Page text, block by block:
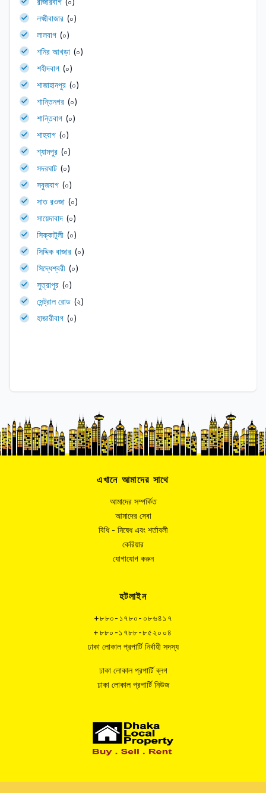
লক্ষ্মীবাজার (০)
লালবাগ (০)
শনির আখড়া (০)
শহীদবাগ (০)
শাজাহানপুর (০)
শান্তিনগর (০)
শান্তিবাগ (০)
শাহবাগ (০)
শ্যামপুর (০)
সদরঘাট (০)
সবুজবাগ (০)
সাত রওজা (০)
সায়েদাবাদ (০)
সিক্কাটুলী (০)
সিদ্দিক বাজার (০)
সিদ্ধেশ্বরী (০)
সুত্রাপুর (০)
সেন্ট্রাল রোড (২)
হাজারীবাগ (০)
এখানে আমাদের সাথে
আমাদের সম্পর্কিত
আমাদের সেবা
বিধি - নিষেধ এবং শর্তাবলী
কেরিয়ার
যোগাযোগ করুন
হটলাইন
+৮৮০-১৭৮০-০৮৬৪১৭
+৮৮০-১৭৮৮-৮৫২০০৪
ঢাকা লোকাল প্রপার্টি নির্বাহী সদস্য
ঢাকা লোকাল প্রপার্টি ব্লগ
ঢাকা লোকাল প্রপার্টি নিউজ